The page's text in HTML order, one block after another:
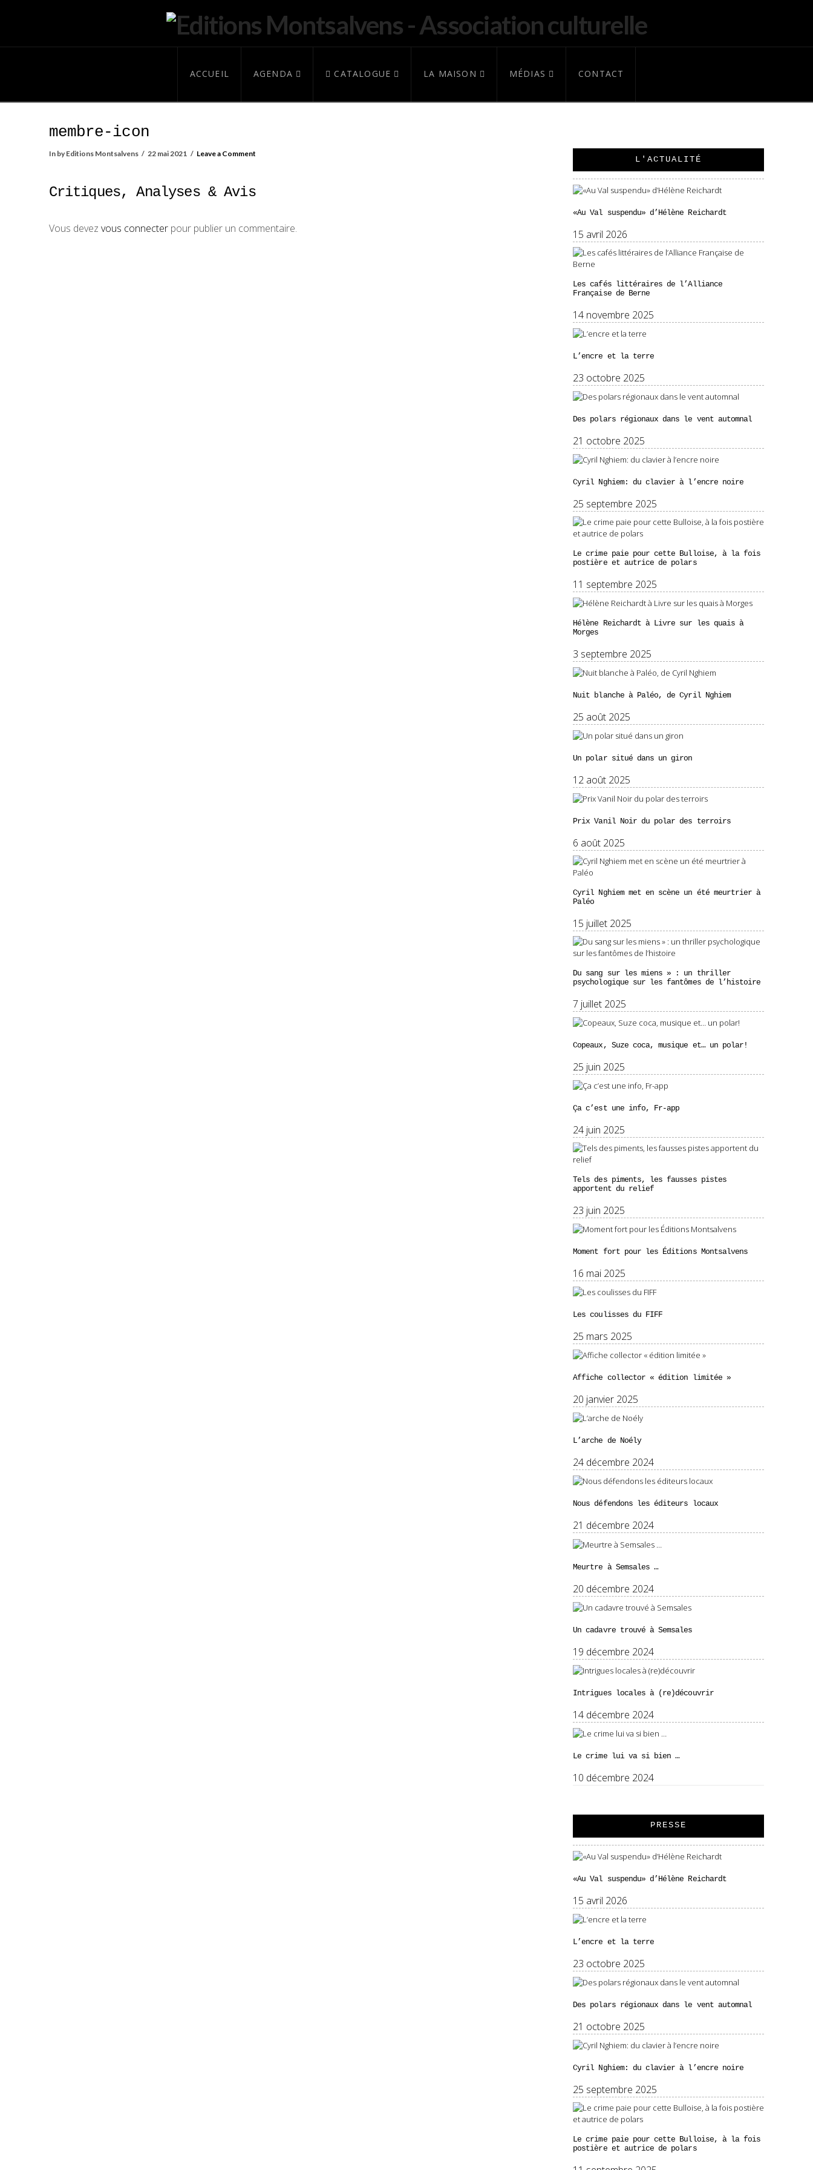
ACCUEIL AGENDA CATALOGUE LA MAISON MÉDIAS CONTACT
membre-icon
In by Editions Montsalvens 22 mai 2021 Leave a Comment
Critiques, Analyses & Avis
Vous devez vous connecterpour publier un commentaire.
L'ACTUALITÉ
«Au Val suspendu» d’Hélène Reichardt
15 avril 2026
Les cafés littéraires de l’Alliance
Française de Berne
14 novembre 2025
L’encre et la terre
23 octobre 2025
Des polars régionaux dans le vent automnal
21 octobre 2025
Cyril Nghiem: du clavier à l’encre noire
25 septembre 2025
Le crime paie pour cette Bulloise, à la fois
postière et autrice de polars
11 septembre 2025
Hélène Reichardt à Livre sur les quais à
Morges
3 septembre 2025
Nuit blanche à Paléo, de Cyril Nghiem
25 août 2025
Un polar situé dans un giron
12 août 2025
Prix Vanil Noir du polar des terroirs
6 août 2025
Cyril Nghiem met en scène un été meurtrier à
Paléo
15 juillet 2025
Du sang sur les miens » : un thriller
psychologique sur les fantômes de l’histoire
7 juillet 2025
Copeaux, Suze coca, musique et… un polar!
25 juin 2025
Ça c’est une info, Fr-app
24 juin 2025
Tels des piments, les fausses pistes
apportent du relief
23 juin 2025
Moment fort pour les Éditions Montsalvens
16 mai 2025
Les coulisses du FIFF
25 mars 2025
Affiche collector « édition limitée »
20 janvier 2025
L’arche de Noély
24 décembre 2024
Nous défendons les éditeurs locaux
21 décembre 2024
Meurtre à Semsales …
20 décembre 2024
Un cadavre trouvé à Semsales
19 décembre 2024
Intrigues locales à (re)découvrir
14 décembre 2024
Le crime lui va si bien …
10 décembre 2024
PRESSE
«Au Val suspendu» d’Hélène Reichardt
15 avril 2026
L’encre et la terre
23 octobre 2025
Des polars régionaux dans le vent automnal
21 octobre 2025
Cyril Nghiem: du clavier à l’encre noire
25 septembre 2025
Le crime paie pour cette Bulloise, à la fois
postière et autrice de polars